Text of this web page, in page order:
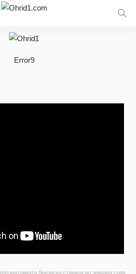
Error9
бензиска станица во земјава слави 50 години